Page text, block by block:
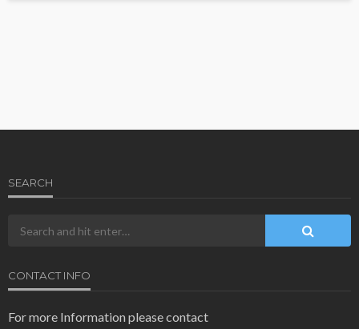
SEARCH
CONTACT INFO
For more Information please contact